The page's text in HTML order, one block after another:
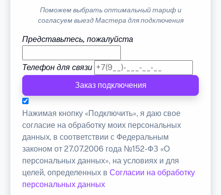
Поможем выбрать оптимальный тариф и
согласуем выезд Мастера для подключения
Представьтесь, пожалуйста
Телефон для связи
Заказ подключения
Нажимая кнопку «Подключить», я даю свое
согласие на обработку моих персональных
данных, в соответствии с Федеральным
законом от 27.07.2006 года №152-ФЗ «О
персональных данных», на условиях и для
целей, определенных в Согласии на обработку
персональных данных